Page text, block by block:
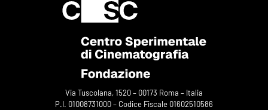
Via Tuscolana, 1520 – 00173 Roma – Italia
P.I. 01008731000 – Codice Fiscale 01602510586